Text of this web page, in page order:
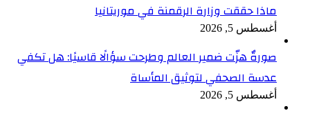
ماذا حققت وزارة الرقمنة في موريتانيا
أغسطس 5, 2026
صورةٌ هزّت ضمير العالم وطرحت سؤالًا قاسيًا: هل تكفي
عدسة الصحفي لتوثيق المأساة
أغسطس 5, 2026